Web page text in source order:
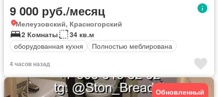
9 000 руб./месяц
Мелеузовский, Красногорский
2 Комнаты
34 кв.м
оборудованная кухня
Полностью меблирована
4 часов назад
Обновленный